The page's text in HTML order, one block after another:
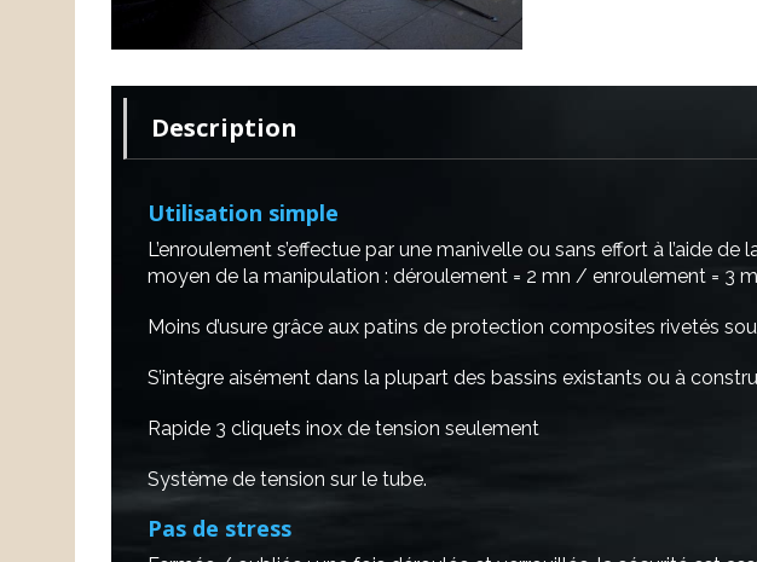
Description
Utilisation simple
L’enroulement s’effectue par une manivelle ou sans effort à l’aide
moyen de la manipulation : déroulement = 2 mn / enroulement = 3
Moins d’usure grâce aux patins de protection composites rivetés
S’intègre aisément dans la plupart des bassins existants ou à
Rapide 3 cliquets inox de tension seulement
Système de tension sur le tube.
Pas de stress